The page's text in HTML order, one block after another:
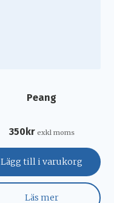
Peang
350kr exkl moms
Lägg till i varukorg
Läs mer